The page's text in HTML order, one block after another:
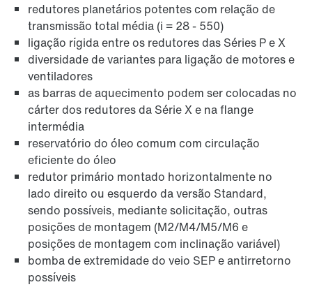
redutores planetários potentes com relação de
transmissão total média (i = 28 - 550)
ligação rígida entre os redutores das Séries P e X
diversidade de variantes para ligação de motores e
ventiladores
as barras de aquecimento podem ser colocadas no
cárter dos redutores da Série X e na flange
intermédia
reservatório do óleo comum com circulação
eficiente do óleo
redutor primário montado horizontalmente no
lado direito ou esquerdo da versão Standard,
sendo possíveis, mediante solicitação, outras
posições de montagem (M2/M4/M5/M6 e
posições de montagem com inclinação variável)
bomba de extremidade do veio SEP e antirretorno
possíveis